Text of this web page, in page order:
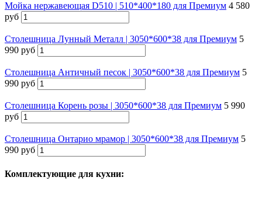
Мойка нержавеющая D510 | 510*400*180 для Премиум 4 580
руб
Столешница Лунный Металл | 3050*600*38 для Премиум 5
990 руб
Столешница Античный песок | 3050*600*38 для Премиум 5
990 руб
Столешница Корень розы | 3050*600*38 для Премиум 5 990
руб
Столешница Онтарио мрамор | 3050*600*38 для Премиум 5
990 руб
Комплектующие для кухни: